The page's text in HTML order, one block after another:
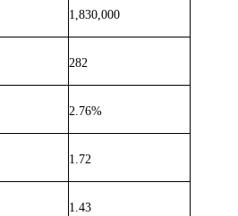
1,830,000
282
2.76%
1.72
1.43